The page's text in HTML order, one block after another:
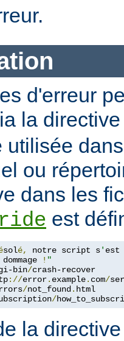
d'erreur
la
utilisée
ou
dans les
est
solé, notre script s' est
! "
bin/
://error. example. com/
/not_found .
/
la